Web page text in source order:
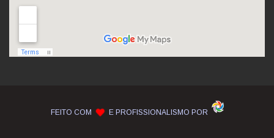
FEITO COM E PROFISSIONALISMO POR